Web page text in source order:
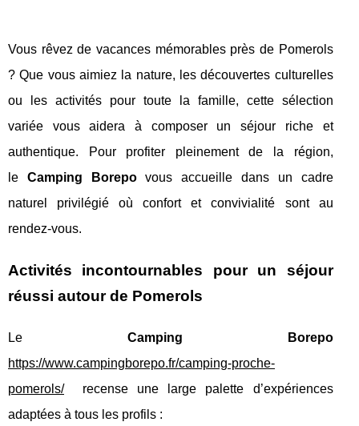
Vous rêvez de vacances mémorables près de Pomerols
? Que vous aimiez la nature, les découvertes culturelles
ou les activités pour toute la famille, cette sélection
variée vous aidera à composer un séjour riche et
authentique. Pour profiter pleinement de la région,
le Camping Borepovous accueille dans un cadre
naturel privilégié où confort et convivialité sont au
rendez-vous.
Activités incontournables pour un séjour
réussi autour de Pomerols
Le Camping Borepo
https://www.campingborepo.fr/camping-proche-
pomerols/recense une large palette d’expériences
adaptées à tous les profils :